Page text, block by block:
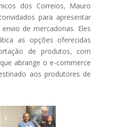
dos Correios, Mauro
para apresentar
de mercadorias. Eles
as opções oferecidas
de produtos, com
abrange o e-commerce
aos produtores de